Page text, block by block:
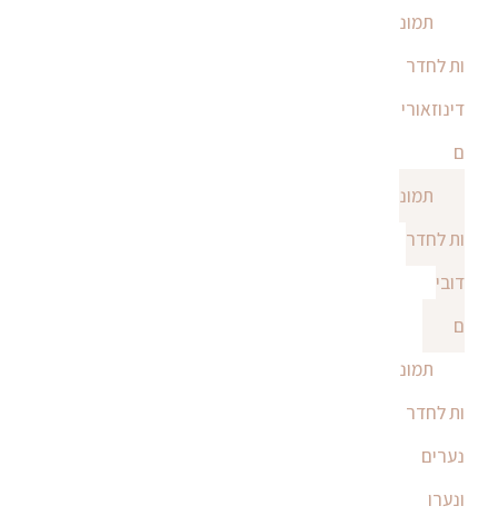
תמונ
ות לחדר
דינוזאורי
ם
תמונ
ות לחדר
דובי
ם
תמונ
ות לחדר
נערים
ונערו